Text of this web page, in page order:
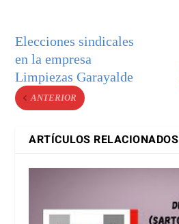
Elecciones sindicales
en la empresa
Limpiezas Garayalde
ANTERIOR
ARTÍCULOS RELACIONADOS